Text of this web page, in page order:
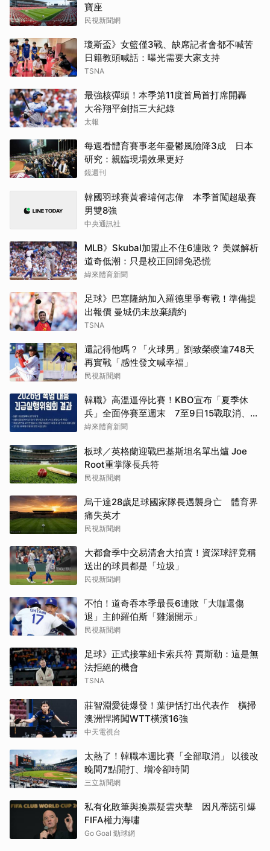
寶座
民視新聞網
瓊斯盃》女籃僅3戰、缺席記者會都不喊苦
日籍教頭喊話：曝光需要大家支持
TSNA
最強核彈頭！本季第11度首局首打席開轟
大谷翔平劍指三大紀錄
太報
每週看體育賽事老年憂鬱風險降3成 日本
研究：親臨現場效果更好
鏡週刊
韓國羽球賽黃睿璿何志偉 本季首闖超級賽
男雙8強
中央通訊社
MLB》Skubal加盟止不住6連敗？ 美媒解析
道奇低潮：只是校正回歸免恐慌
緯來體育新聞
足球》巴塞隆納加入羅德里爭奪戰！準備提
出報價 曼城仍未放棄續約
TSNA
還記得他嗎？「火球男」劉致榮睽違748天
再實戰「感性發文喊幸福」
民視新聞網
韓職》高溫逼停比賽！KBO宣布「夏季休
兵」全面停賽至週末 7至9日15戰取消、11
日起恢復比賽
緯來體育新聞
板球／英格蘭迎戰巴基斯坦名單出爐 Joe
Root重掌隊長兵符
民視新聞網
烏干達28歲足球國家隊長遇襲身亡 體育界
痛失英才
民視新聞網
大都會季中交易清倉大拍賣！資深球評竟稱
送出的球員都是「垃圾」
民視新聞網
不怕！道奇吞本季最長6連敗「大咖還傷
退」主帥羅伯斯「雞湯開示」
民視新聞網
足球》正式接掌紐卡索兵符 賈斯勒：這是無
法拒絕的機會
TSNA
莊智淵愛徒爆發！葉伊恬打出代表作 橫掃
澳洲悍將闖WTT橫濱16強
中天電視台
太熱了！韓職本週比賽「全部取消」 以後改
晚間7點開打、增冷卻時間
三立新聞網
私有化敗筆與換票疑雲夾擊 因凡蒂諾引爆
FIFA權力海嘯
Go Goal 勁球網